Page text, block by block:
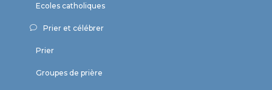
Ecoles catholiques
Prier et célébrer
Prier
Groupes de prière